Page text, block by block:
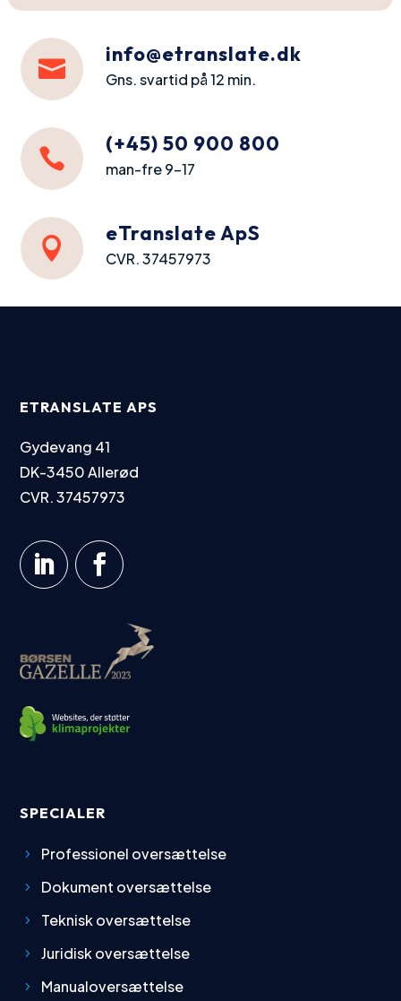

info@etranslate.dk
Gns. svartid på 12 min.

(+45) 50 900 800
man-fre 9-17

eTranslate ApS
CVR. 37457973
ETRANSLATE APS
Gydevang 41
DK-3450 Allerød
CVR. 37457973
SPECIALER
Professionel oversættelse
Dokument oversættelse
Teknisk oversættelse
Juridisk oversættelse
Manualoversættelse